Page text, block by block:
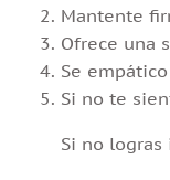
Mantente
Ofrece una
Se
Si no te
Si no